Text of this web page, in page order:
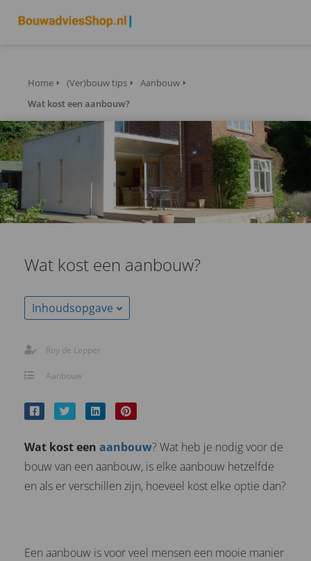
Home (Ver)bouw tips
Aanbouw
Wat kost een aanbouw?
Wat kost een aanbouw?
Inhoudsopgave
Roy de Lepper
Aanbouw
Wat kost een aanbouw? Wat heb je nodig voor de
bouw van een aanbouw, is elke aanbouw hetzelfde
en als er verschillen zijn, hoeveel kost elke optie dan?
Een aanbouw is voor veel mensen een mooie manier